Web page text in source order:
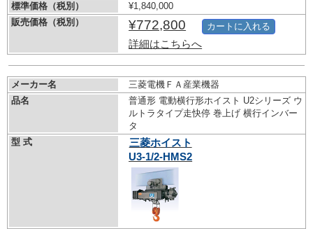
標準価格（税別）
¥1,840,000
販売価格（税別）
¥772,800
詳細はこちらへ
カートに入れる
メーカー名
三菱電機ＦＡ産業機器
品名
普通形 電動横行形ホイスト U2シリーズ ウ
ルトラタイプ走快停 巻上げ 横行インバー
タ
型 式
三菱ホイスト
U3-1/2-HMS2